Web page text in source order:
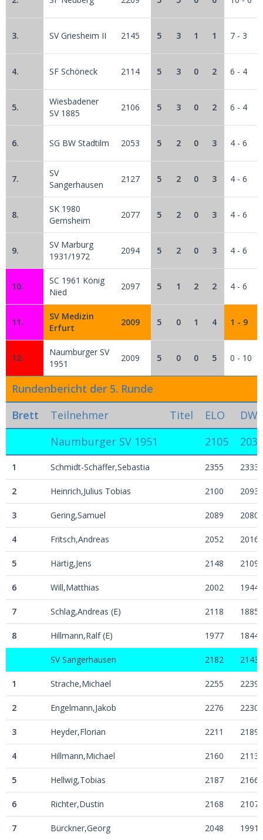
3. SV Griesheim II 2145 5 3 1 1 7 - 3
4. SF Schöneck 2114 5 3 0 2 6 - 4
5.
Wiesbadener
SV 1885
2106 5 3 0 2 6 - 4
6. SG BW Stadtilm 2053 5 2 0 3 4 - 6
7.
SV
Sangerhausen
2127 5 2 0 3 4 - 6
8.
SK 1980
Gernsheim
2077 5 2 0 3 4 - 6
9.
SV Marburg
1931/1972
2094 5 2 0 3 4 - 6
10.
SC 1961 König
Nied
2097 5 1 2 2 4 - 6
11.
SV Medizin
Erfurt
2009 5 0 1 4 1 - 9
12.
Naumburger SV
1951
2009 5 0 0 5 0 - 10
Rundenbericht der 5. Runde
Brett
Teilnehmer Titel ELO
Naumburger SV 1951
2105 2038
1 Schmidt-Schäffer,Sebastia 2355 2333
2 Heinrich,Julius Tobias 2100 2093
3 Gering,Samuel 2089 2080
4 Fritsch,Andreas 2052 2016
5 Härtig,Jens 2148 2109
6 Will,Matthias 2002 1944
7 Schlag,Andreas (E) 2118 1885
8 Hillmann,Ralf (E) 1977 1844
SV Sangerhausen 2182 2143
1 Strache,Michael 2255 2239
2 Engelmann,Jakob 2276 2230
3 Heyder,Florian 2211 2189
4 Hillmann,Michael 2160 2113
5 Hellwig,Tobias 2187 2166
6 Richter,Dustin 2168 2107
7 Bürckner,Georg 2048 1991